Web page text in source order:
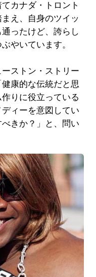
カナダ・トロント
え、自身のツイッ
ったけど、誇らし
やいています。
ストン・ストリー
健康的な伝統だと思
りに役立っている
ィーを意図してい
きか？」と、問い